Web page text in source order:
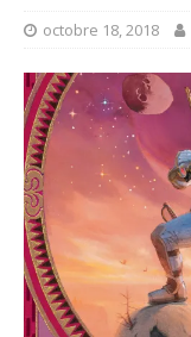
octobre 18, 2018